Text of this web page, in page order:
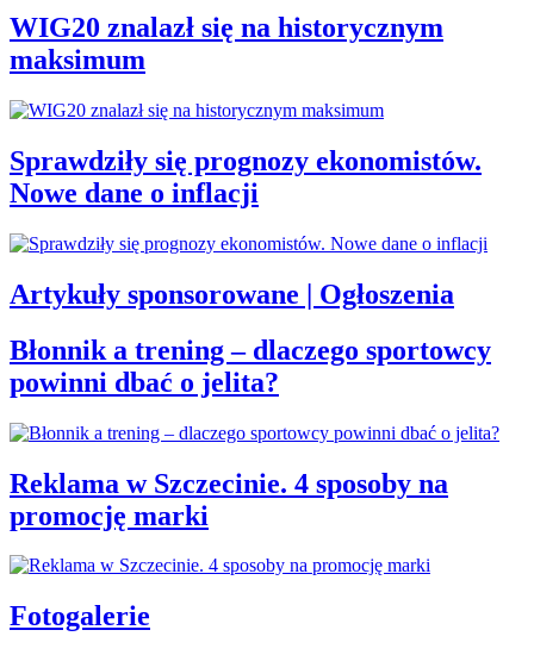
WIG20 znalazł się na historycznym
maksimum
Sprawdziły się prognozy ekonomistów.
Nowe dane o inflacji
Artykuły sponsorowane | Ogłoszenia
Błonnik a trening – dlaczego sportowcy
powinni dbać o jelita?
Reklama w Szczecinie. 4 sposoby na
promocję marki
Fotogalerie